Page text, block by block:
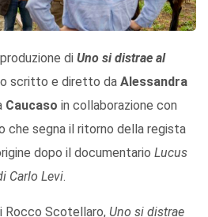
di Uno si distrae al
scritto e diretto da Alessandra
Caucaso in collaborazione con
che segna il ritorno della regista
dopo il documentario Lucus
Carlo Levi.
Rocco Scotellaro, Uno si distrae